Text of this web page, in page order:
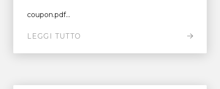
coupon.pdf...
LEGGI TUTTO